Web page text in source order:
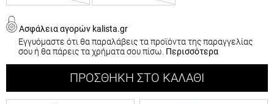
Ασφάλεια αγορών kalista.gr
Εγγυόμαστε ότι θα παραλάβεις τα προϊόντα της παραγγελίας
σου ή θα πάρεις τα χρήματα σου πίσω. Περισσότερα
ΠΡΟΣΘΉΚΗ ΣΤΟ ΚΑΛΆΘΙ